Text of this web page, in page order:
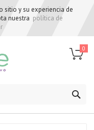
sitio y su experiencia de
nuestra política de
0